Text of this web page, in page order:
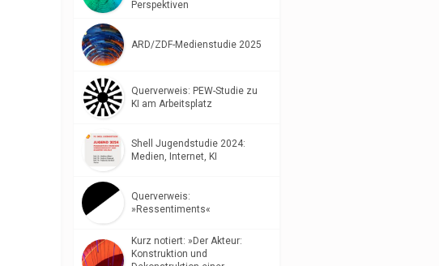
Perspektiven
ARD/ZDF-Medienstudie 2025
Querverweis: PEW-Studie zu
KI am Arbeitsplatz
Shell Jugendstudie 2024:
Medien, Internet, KI
Querverweis:
»Ressentiments«
Kurz notiert: »Der Akteur:
Konstruktion und